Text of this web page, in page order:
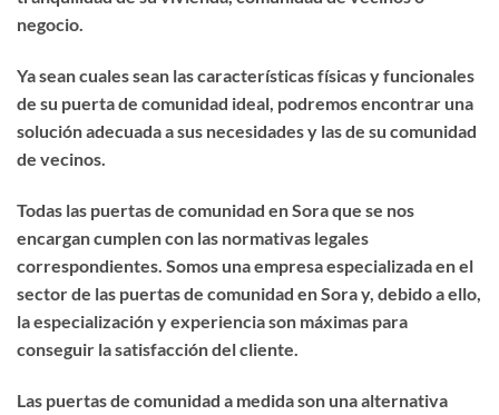
negocio.
Ya sean cuales sean las características físicas y funcionales
de su puerta de comunidad ideal, podremos encontrar una
solución adecuada a sus necesidades y las de su comunidad
de vecinos.
Todas las puertas de comunidad en Sora que se nos
encargan cumplen con las normativas legales
correspondientes. Somos una empresa especializada en el
sector de las puertas de comunidad en Sora y, debido a ello,
la especialización y experiencia son máximas para
conseguir la satisfacción del cliente.
Las puertas de comunidad a medida son una alternativa